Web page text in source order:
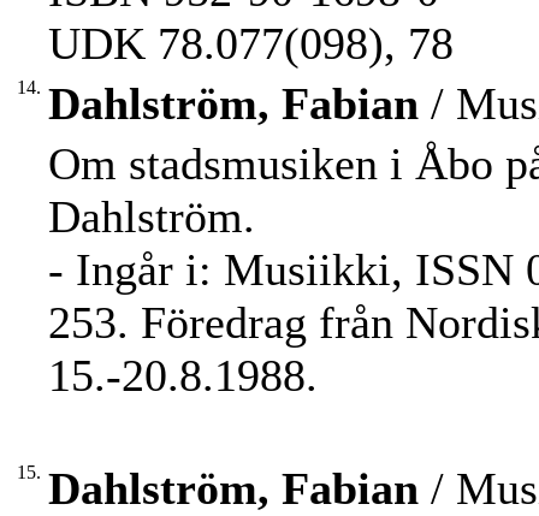
UDK 78.077(098), 78
14. Dahlström, Fabian /
Om stadsmusiken i Åbo
Dahlström.
- Ingår i: Musiikki, ISSN
253. Föredrag från
15.-20.8.1988.
15. Dahlström, Fabian /